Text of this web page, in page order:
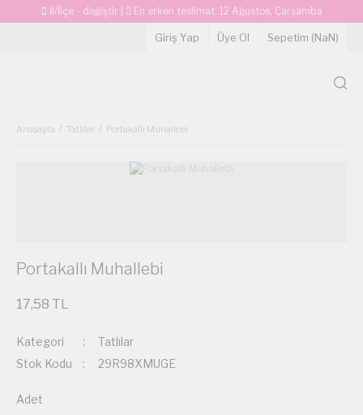
İl/İlçe - değiştir En erken teslimat: 12 Ağustos, Çarşamba
Giriş Yap Üye Ol Sepetim (NaN)
Anasayfa Tatlılar Portakallı Muhallebi
Portakallı Muhallebi
17,58 TL
Kategori
Tatlılar
Stok Kodu
29R98XMUGE
Adet